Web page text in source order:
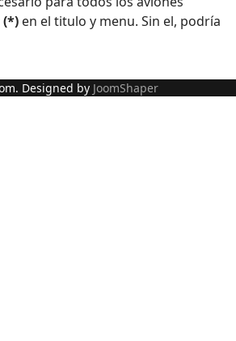
(*) en el titulo y menu. Sin el, podría
Designed by JoomShaper